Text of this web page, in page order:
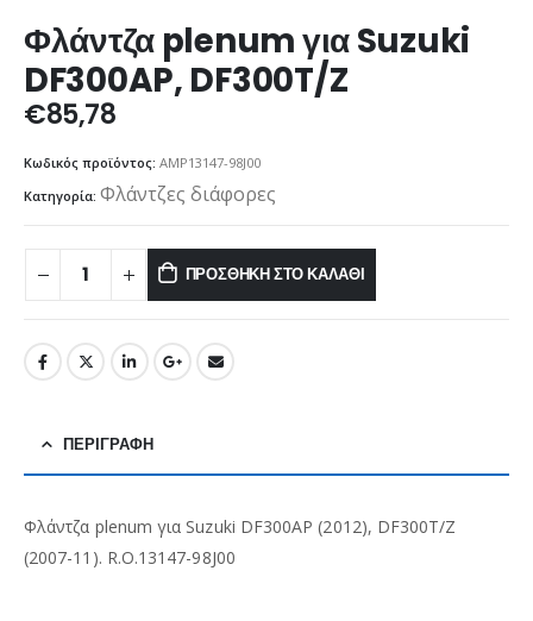
Φλάντζα plenum για Suzuki
DF300AP, DF300T/Z
€85,78
Κωδικός προϊόντος: AMP13147-98J00
Κατηγορία: Φλάντζες διάφορες
ΠΡΟΣΘΉΚΗ ΣΤΟ ΚΑΛΆΘΙ
ΠΕΡΙΓΡΑΦΉ
Φλάντζα plenum για Suzuki DF300AP (2012), DF300T/Z
(2007-11). R.O.13147-98J00